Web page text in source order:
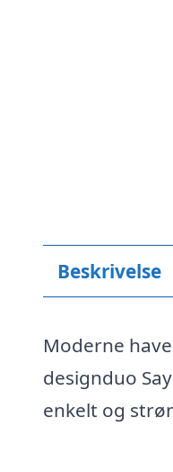
Beskrivelse
Moderne
designduo
enkelt og